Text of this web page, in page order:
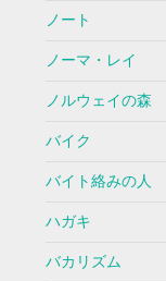
ノート
ノーマ・レイ
ノルウェイの森
バイク
バイト絡みの人
ハガキ
バカリズム